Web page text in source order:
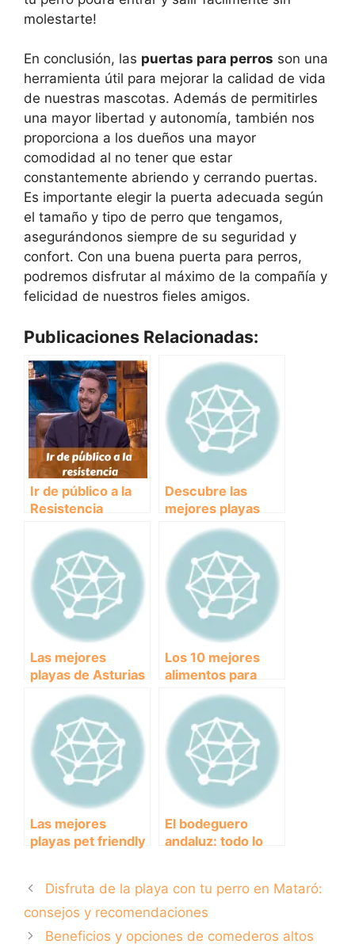
molestarte!
En conclusión, las puertas para perros son una
herramienta útil para mejorar la calidad de vida
de nuestras mascotas. Además de permitirles
una mayor libertad y autonomía, también nos
proporciona a los dueños una mayor
comodidad al no tener que estar
constantemente abriendo y cerrando puertas.
Es importante elegir la puerta adecuada según
el tamaño y tipo de perro que tengamos,
asegurándonos siempre de su seguridad y
confort. Con una buena puerta para perros,
podremos disfrutar al máximo de la compañía y
felicidad de nuestros fieles amigos.
Publicaciones Relacionadas:
Ir de público a la
Resistencia
Descubre las
mejores playas
para perros en
Fuengirola y
disfruta del verano
junto a tu mascota
Las mejores
playas de Asturias
para disfrutar con
tu perro
Los 10 mejores
alimentos para
perros: una guía
completa para una
alimentación
saludable
Las mejores
playas pet friendly
perro
El bodeguero
andaluz: todo lo
raza
Disfruta de la playa con tu perro en Mataró:
consejos y recomendaciones
Beneficios y opciones de comederos altos